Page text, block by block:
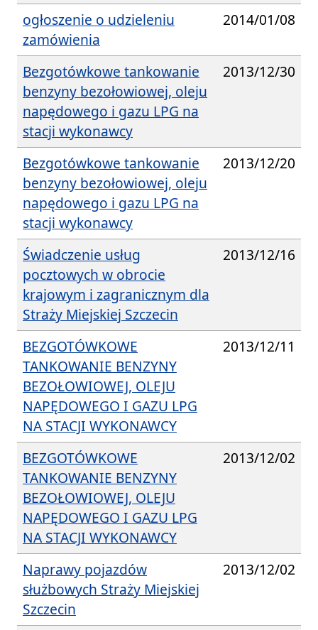
ogłoszenie o udzieleniu
zamówienia
2014/01/08
Bezgotówkowe tankowanie
benzyny bezołowiowej, oleju
napędowego i gazu LPG na
stacji wykonawcy
2013/12/30
Bezgotówkowe tankowanie
benzyny bezołowiowej, oleju
napędowego i gazu LPG na
stacji wykonawcy
2013/12/20
Świadczenie usług
pocztowych w obrocie
krajowym i zagranicznym dla
Straży Miejskiej Szczecin
2013/12/16
BEZGOTÓWKOWE
TANKOWANIE BENZYNY
BEZOŁOWIOWEJ, OLEJU
NAPĘDOWEGO I GAZU LPG
NA STACJI WYKONAWCY
2013/12/11
BEZGOTÓWKOWE
TANKOWANIE BENZYNY
BEZOŁOWIOWEJ, OLEJU
NAPĘDOWEGO I GAZU LPG
NA STACJI WYKONAWCY
2013/12/02
Naprawy pojazdów
służbowych Straży Miejskiej
Szczecin
2013/12/02